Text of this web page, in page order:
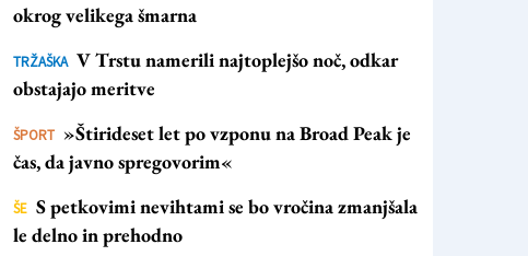
okrog velikega šmarna
TRŽAŠKA V Trstu namerili najtoplejšo noč, odkar
obstajajo meritve
ŠPORT »Štirideset let po vzponu na Broad Peak je
čas, da javno spregovorim«
ŠE S petkovimi nevihtami se bo vročina zmanjšala
le delno in prehodno